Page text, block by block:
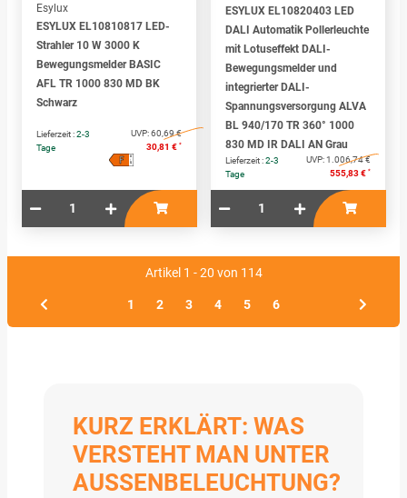
Esylux
ESYLUX EL10810817 LED-
Strahler 10 W 3000 K
Bewegungsmelder BASIC
AFL TR 1000 830 MD BK
Schwarz
Lieferzeit :2-3
Tage
UVP:60,69 €
30,81 € *
A
↑
G
F
ESYLUX EL10820403 LED
DALI Automatik Pollerleuchte
mit Lotuseffekt DALI-
Bewegungsmelder und
integrierter DALI-
Spannungsversorgung ALVA
BL 940/170 TR 360° 1000
830 MD IR DALI AN Grau
Lieferzeit :2-3
Tage
UVP:1.006,74 €
555,83 € *
Artikel 1 - 20 von 114
1 2 3 4 5 6
KURZ ERKLÄRT: WAS
VERSTEHT MAN UNTER
AUSSENBELEUCHTUNG?